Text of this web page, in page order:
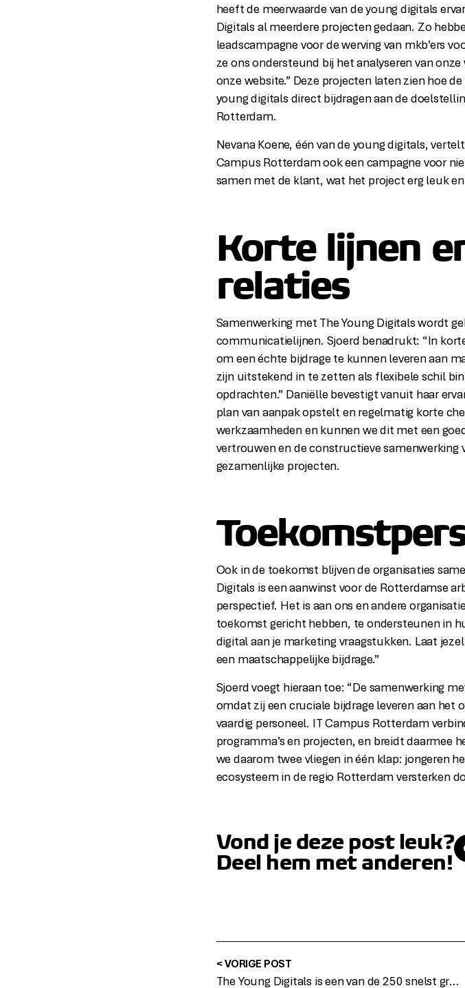
heeft de meerwaarde van de young digitals
Digitals al meerdere projecten gedaan. Zo
leadscampagne voor de werving van mkb’ers
ze ons ondersteund bij het analyseren van
onze website.” Deze projecten laten zien hoe
young digitals direct bijdragen aan de
Rotterdam.
Nevana Koene, één van de young digitals,
Campus Rotterdam ook een campagne voor
samen met de klant, wat het project erg leuk
Korte lijnen
relaties
Samenwerking met The Young Digitals wordt
communicatielijnen. Sjoerd benadrukt: “In
om een échte bijdrage te kunnen leveren aan
zijn uitstekend in te zetten als flexibele schil
opdrachten.” Daniëlle bevestigt vanuit haar
plan van aanpak opstelt en regelmatig korte
werkzaamheden en kunnen we dit met een
vertrouwen en de constructieve samenwerking
gezamenlijke projecten.
Ook in de toekomst blijven de organisaties
Digitals is een aanwinst voor de Rotterdamse
perspectief. Het is aan ons en andere
toekomst gericht hebben, te ondersteunen in
digital aan je marketing vraagstukken. Laat
een maatschappelijke bijdrage.”
Sjoerd voegt hieraan toe: “De samenwerking
omdat zij een cruciale bijdrage leveren aan het
vaardig personeel. IT Campus Rotterdam
programma’s en projecten, en breidt daarmee
we daarom twee vliegen in één klap: jongeren
ecosysteem in de regio Rotterdam versterken
Vond je deze post leuk?
Deel hem met anderen!
< VORIGE POST
The Young Digitals is een van de 250 snelst groeiende bedrijven van Nederland